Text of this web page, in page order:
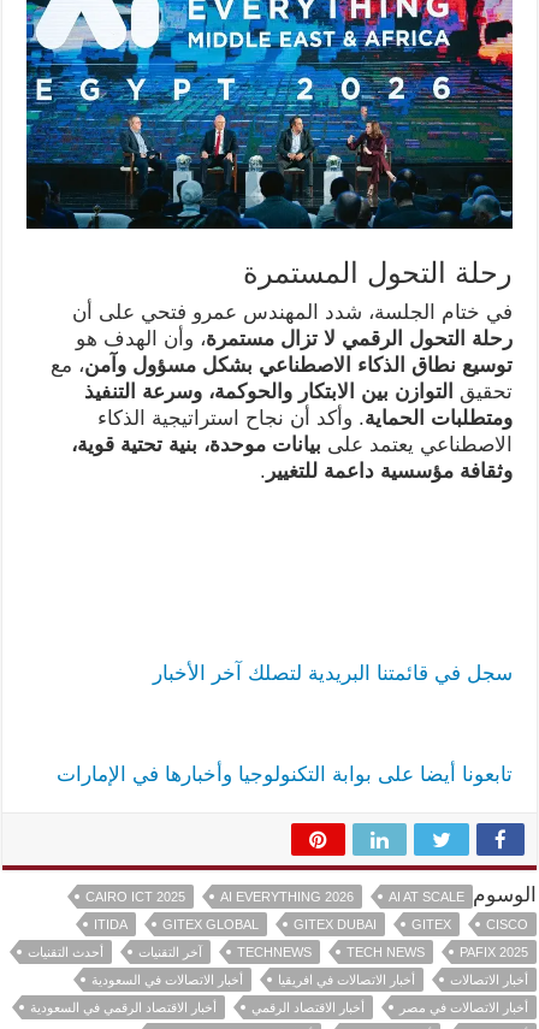
رحلة التحول المستمرة
في ختام الجلسة، شدد المهندس عمرو فتحي على أن
رحلة التحول الرقمي لا تزال مستمرة، وأن الهدف هو
توسيع نطاق الذكاء الاصطناعي بشكل مسؤول وآمن، مع
تحقيق التوازن بين الابتكار والحوكمة، وسرعة التنفيذ
ومتطلبات الحماية. وأكد أن نجاح استراتيجية الذكاء
الاصطناعي يعتمد على بيانات موحدة، بنية تحتية قوية،
وثقافة مؤسسية داعمة للتغيير .
سجل في قائمتنا البريدية لتصلك آخر الأخبار
تابعونا أيضا على بوابة التكنولوجيا وأخبارها في الإمارات
الوسوم AI AT SCALE
AI EVERYTHING 2026
CAIRO ICT 2025
CISCO
GITEX
GITEX DUBAI
GITEX GLOBAL
ITIDA
PAFIX 2025
TECH NEWS
TECHNEWS آخر التقنيات
أحدث التقنيات
أخبار الاتصالات
أخبار الاتصالات في افريقيا
أخبار الاتصالات في السعودية
أخبار الاتصالات في مصر
أخبار الاقتصاد الرقمي
أخبار الاقتصاد الرقمي في السعودية